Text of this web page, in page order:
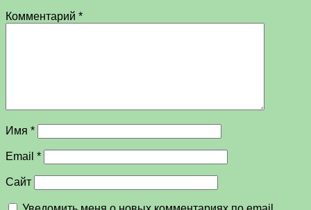
Комментарий *
Имя *
Email *
Сайт